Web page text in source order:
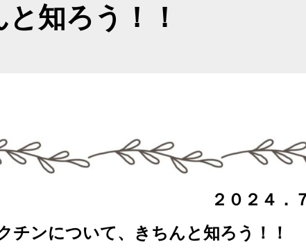
と知ろう！！
番外編 ２０２４．７
ついて、きちんと知ろう！！